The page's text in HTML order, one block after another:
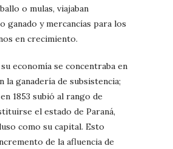
o mulas, viajaban
ganado y mercancías para los
en crecimiento.
economía se concentraba en
la ganadería de subsistencia;
1853 subió al rango de
el estado de Paraná,
como su capital. Esto
de la afluencia de